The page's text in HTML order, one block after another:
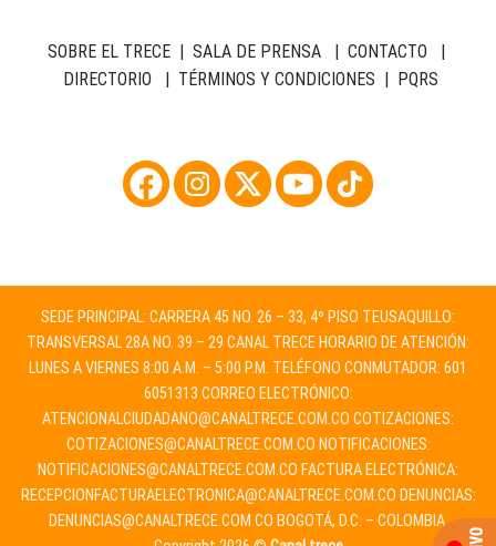
SOBRE EL TRECE| SALA DE PRENSA| CONTACTO
DIRECTORIO
TÉRMINOS Y CONDICIONES PQRS
SEDE PRINCIPAL: CARRERA 45 NO. 26 – 33, 4º PISO TEUSAQUILLO:
TRANSVERSAL 28A NO. 39 – 29 CANAL TRECE HORARIO DE ATENCIÓN:
LUNES A VIERNES 8:00 A.M. – 5:00 P.M. TELÉFONO CONMUTADOR: 601
6051313 CORREO ELECTRÓNICO:
ATENCIONALCIUDADANO@CANALTRECE.COM.CO COTIZACIONES:
COTIZACIONES@CANALTRECE.COM.CO NOTIFICACIONES:
NOTIFICACIONES@CANALTRECE.COM.CO FACTURA ELECTRÓNICA:
RECEPCIONFACTURAELECTRONICA@CANALTRECE.COM.CO DENUNCIAS:
DENUNCIAS@CANALTRECE.COM.CO BOGOTÁ, D.C. – COLOMBIA.